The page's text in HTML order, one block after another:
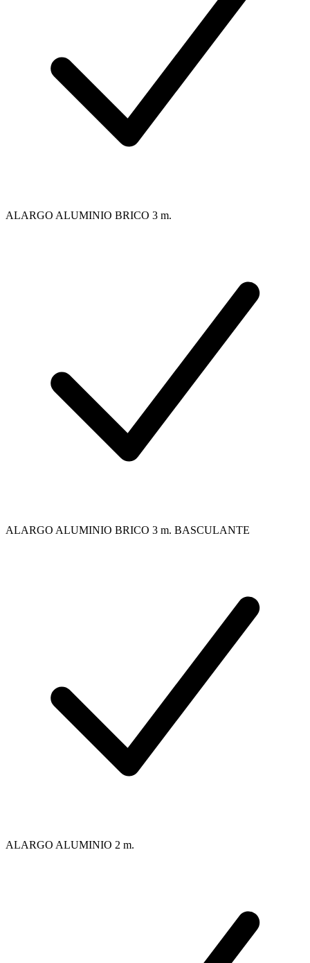
ALARGO ALUMINIO BRICO 3 m.
ALARGO ALUMINIO BRICO 3 m. BASCULANTE
ALARGO ALUMINIO 2 m.